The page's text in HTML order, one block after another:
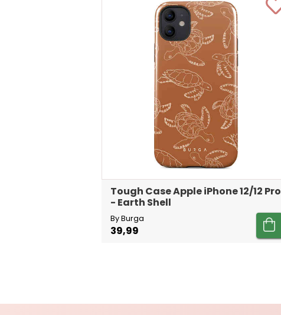
Tough Case Apple iPhone 12/12 Pro
- Earth Shell
By Burga
39,99